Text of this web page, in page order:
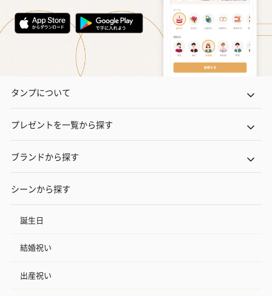
いぶりがっことチーズ
のオイル漬（981円）
ごろっとうまみ チーズ
のオイル漬（塩麹&レモ
しょっつるナ
円）
タンプについて
プレゼントを一覧から探す
ブランドから探す
シーンから探す
誕生日
結婚祝い
出産祝い